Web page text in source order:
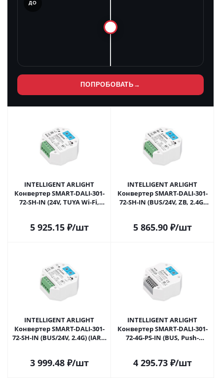
ДО
ПОПРОБОВАТЬ →
INTELLIGENT ARLIGHT
Конвертер SMART-DALI-301-
72-SH-IN (24V, TUYA Wi-Fi,
5 925.15₽/шт
INTELLIGENT ARLIGHT
Конвертер SMART-DALI-301-
72-SH-IN (BUS/24V, ZB, 2.4G)
5 865.90₽/шт
INTELLIGENT ARLIGHT
Конвертер SMART-DALI-301-
72-SH-IN (BUS/24V, 2.4G) (IARL,
3 999.48₽/шт
INTELLIGENT ARLIGHT
Конвертер SMART-DALI-301-
72-4G-PS-IN (BUS, Push-
4 295.73₽/шт